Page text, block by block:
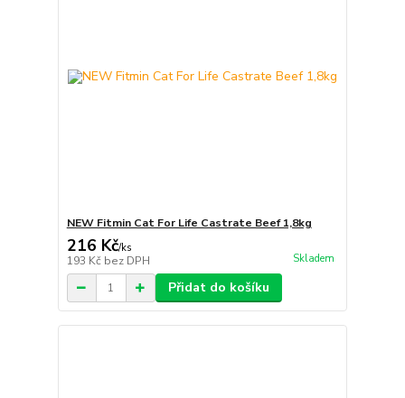
NEW Fitmin Cat For Life Castrate Beef 1,8kg
216 Kč/ks
193 Kč bez DPH Skladem
Přidat do košíku